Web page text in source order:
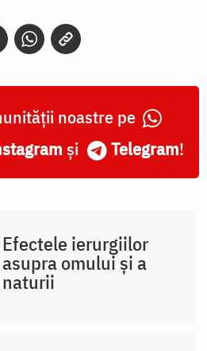
noastre pe
și Telegram!
Efectele ierurgiilor
asupra omului și a
naturii